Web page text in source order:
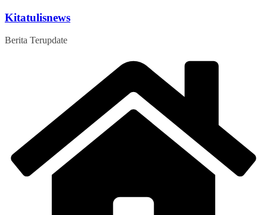
Skip
content
Kitatulisnews
Berita Terupdate